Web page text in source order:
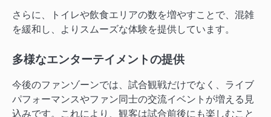
さらに、トイレや飲食エリアの数を増やすことで、混雑
を緩和し、よりスムーズな体験を提供しています。
多様なエンターテイメントの提供
今後のファンゾーンでは、試合観戦だけでなく、ライブ
パフォーマンスやファン同士の交流イベントが増える見
込みです。これにより、観客は試合前後にも楽しむこと